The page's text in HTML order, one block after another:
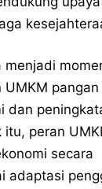
menjadi
dan
itu, peran
secara
adaptasi